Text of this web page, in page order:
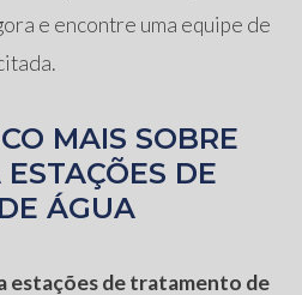
e encontre uma equipe de
MAIS SOBRE
DE
ÁGUA
estações de tratamento de